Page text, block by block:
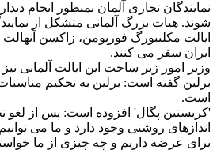
نمایندگان تجاری آلمان بمنظور انجام
شوند. هیات بزرگ آلمانی متشکل از
ایالت مکلنبورگ فورپومن، زاکسن
ایران سفر می کنند.
وزیر امور زیر ساخت این ایالت آلمانی نیز
برلین گفته است: برلین به تحکیم مناسبات
است.
'کریستین پگال' افزوده است: پس از لغو
اندازهای روشنی وجود دارد و ما می
برای عرضه داریم و چه چیزی از ما